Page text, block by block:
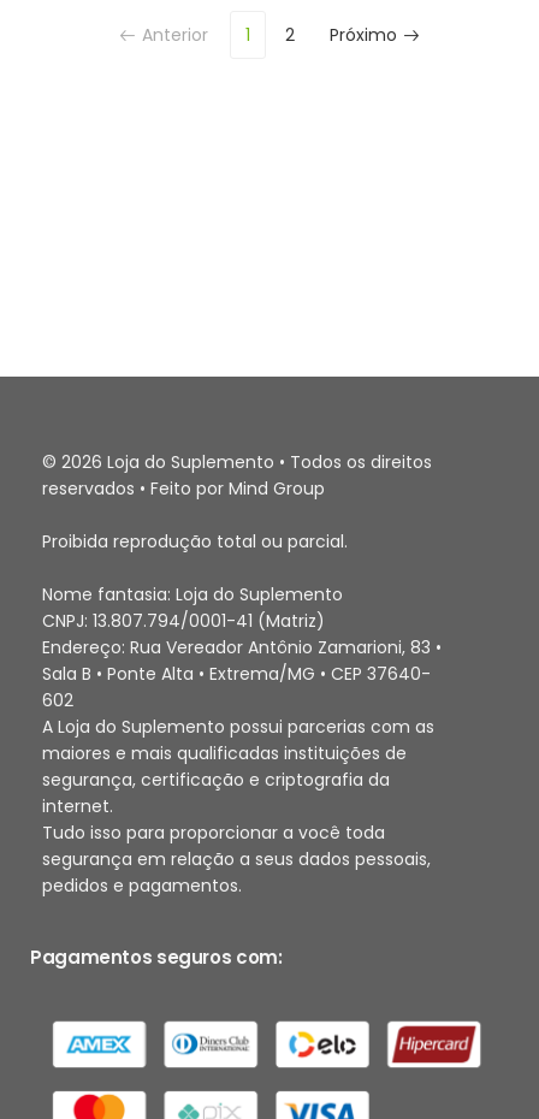
Anterior 1 2 Próximo
© 2026 Loja do Suplemento • Todos os direitos
reservados • Feito por Mind Group
Proibida reprodução total ou parcial.
Nome fantasia: Loja do Suplemento
CNPJ: 13.807.794/0001-41 (Matriz)
Endereço: Rua Vereador Antônio Zamarioni, 83 •
Sala B • Ponte Alta • Extrema/MG • CEP 37640-
602
A Loja do Suplemento possui parcerias com as
maiores e mais qualificadas instituições de
segurança, certificação e criptografia da
internet.
Tudo isso para proporcionar a você toda
segurança em relação a seus dados pessoais,
pedidos e pagamentos.
Pagamentos seguros com: